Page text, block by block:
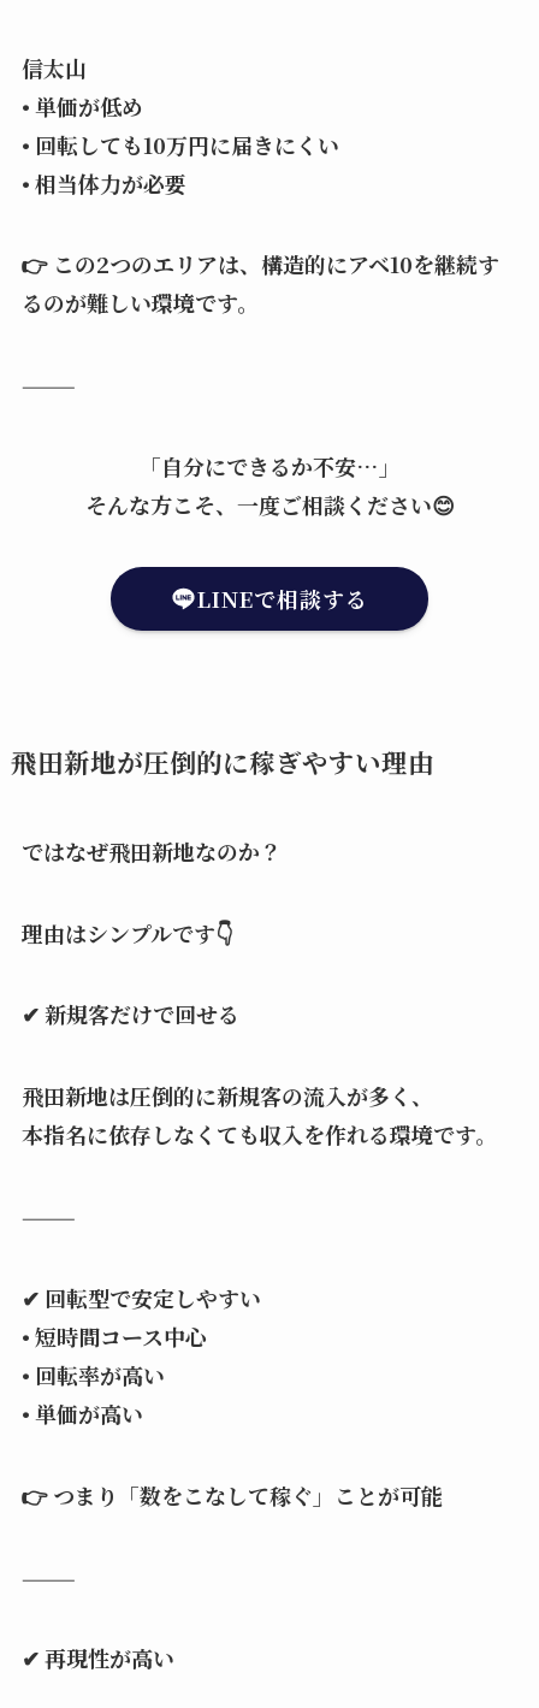
信太山
• 単価が低め
• 回転しても10万円に届きにくい
• 相当体力が必要
👉 この2つのエリアは、構造的にアベ10を継続す
るのが難しい環境です。
⸻
「自分にできるか不安…」
そんな方こそ、一度ご相談ください😊
LINEで相談する
飛田新地が圧倒的に稼ぎやすい理由
ではなぜ飛田新地なのか？
理由はシンプルです👇
✔ 新規客だけで回せる
飛田新地は圧倒的に新規客の流入が多く、
本指名に依存しなくても収入を作れる環境です。
⸻
✔ 回転型で安定しやすい
• 短時間コース中心
• 回転率が高い
• 単価が高い
👉 つまり「数をこなして稼ぐ」ことが可能
⸻
✔ 再現性が高い